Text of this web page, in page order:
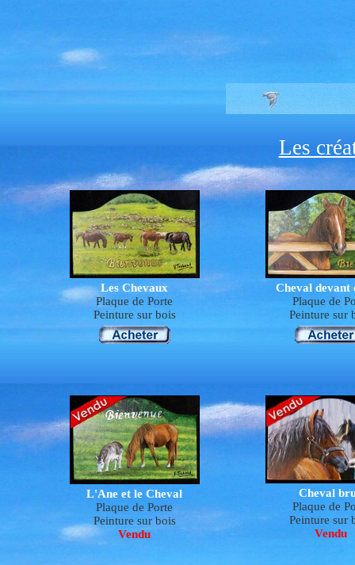
Les
Les Chevaux
Plaque de Porte
Peinture sur bois
Cheval devant
Plaque de
Peinture sur
L'Ane et le Cheval
Plaque de Porte
Peinture sur bois
Vendu
Cheval
Plaque de
Peinture sur
Vendu